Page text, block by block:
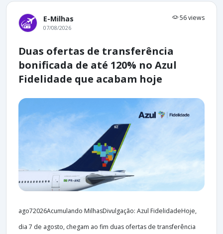
E-Milhas 56 views
07/08/2026
Duas ofertas de transferência
bonificada de até 120% no Azul
Fidelidade que acabam hoje
ago72026Acumulando MilhasDivulgação: Azul FidelidadeHoje,
dia 7 de agosto, chegam ao fim duas ofertas de transferência